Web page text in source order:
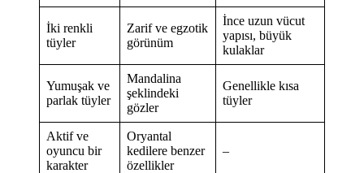
İki renkli
tüyler
Zarif ve egzotik
görünüm
İnce uzun vücut
yapısı, büyük
kulaklar
Yumuşak ve
parlak tüyler
Mandalina
şeklindeki
gözler
Genellikle kısa
tüyler
Aktif ve
oyuncu bir
karakter
Oryantal
kedilere benzer
özellikler
–